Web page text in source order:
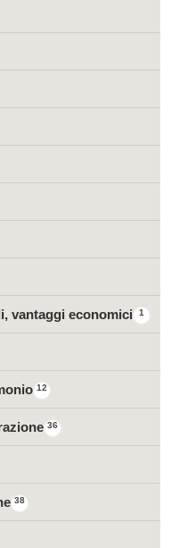
1
vantaggi economici
12
36
38